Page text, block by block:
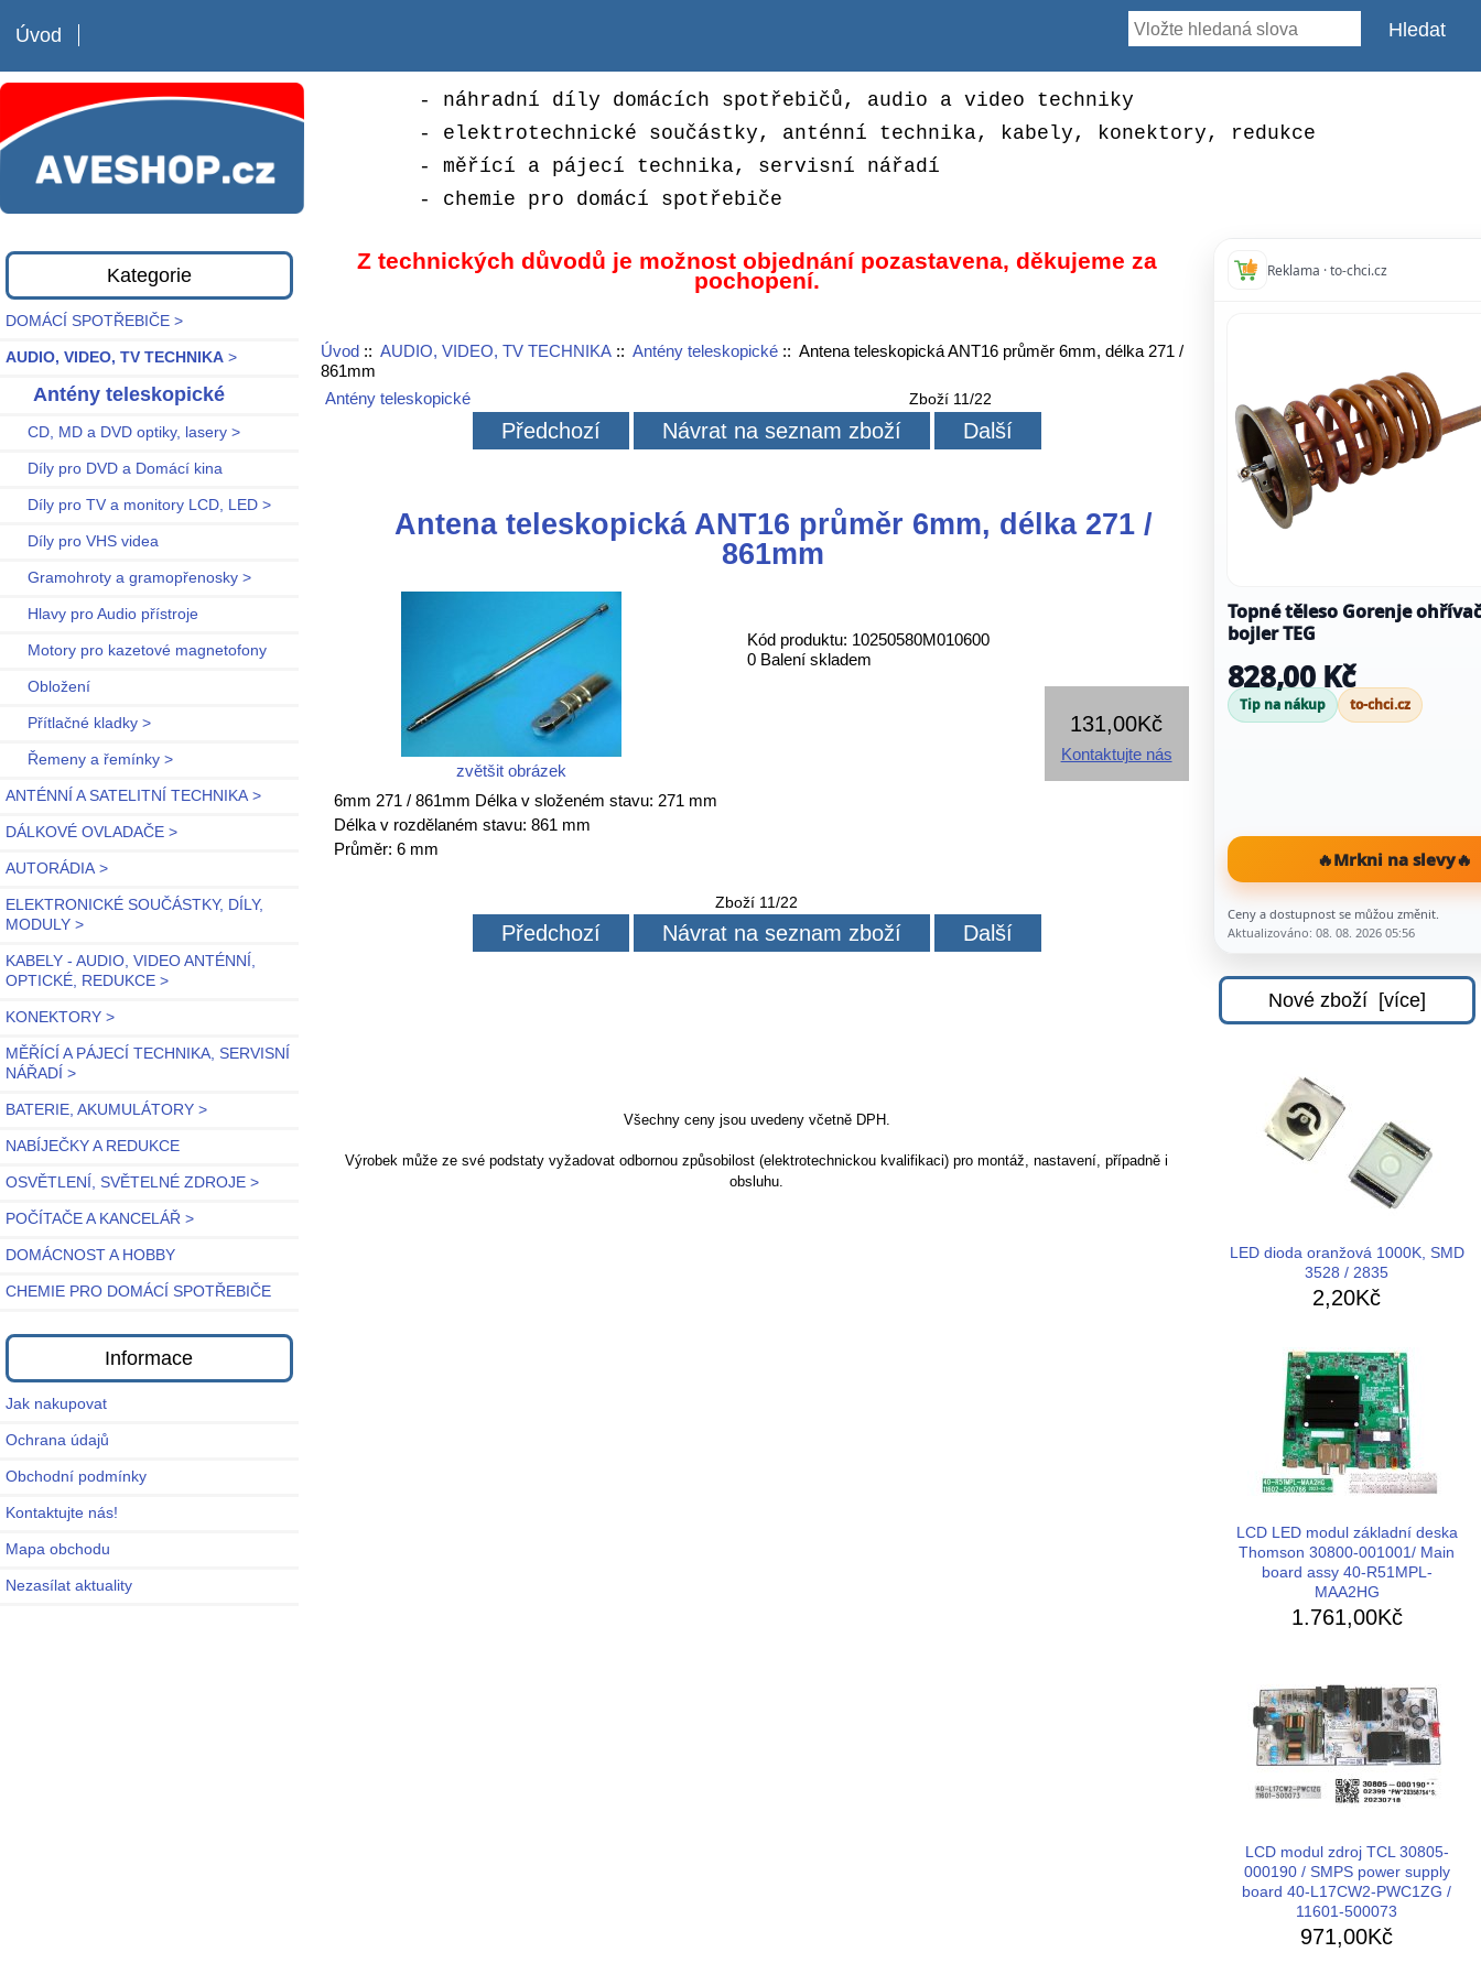
Úvod
- náhradní díly domácích spotřebičů, audio a video techniky
- elektrotechnické součástky, anténní technika, kabely, konektory, redukce
- měřící a pájecí technika, servisní nářadí
- chemie pro domácí spotřebiče
Kategorie
DOMÁCÍ SPOTŘEBIČE >
AUDIO, VIDEO, TV TECHNIKA >
Antény teleskopické
CD, MD a DVD optiky, lasery >
Díly pro DVD a Domácí kina
Díly pro TV a monitory LCD, LED >
Díly pro VHS videa
Gramohroty a gramopřenosky >
Hlavy pro Audio přístroje
Motory pro kazetové magnetofony
Obložení
Přítlačné kladky >
Řemeny a řemínky >
ANTÉNNÍ A SATELITNÍ TECHNIKA >
DÁLKOVÉ OVLADAČE >
AUTORÁDIA >
ELEKTRONICKÉ SOUČÁSTKY, DÍLY,
MODULY >
KABELY - AUDIO, VIDEO ANTÉNNÍ,
OPTICKÉ, REDUKCE >
KONEKTORY >
MĚŘÍCÍ A PÁJECÍ TECHNIKA, SERVISNÍ
NÁŘADÍ >
BATERIE, AKUMULÁTORY >
NABÍJEČKY A REDUKCE
OSVĚTLENÍ, SVĚTELNÉ ZDROJE >
POČÍTAČE A KANCELÁŘ >
DOMÁCNOST A HOBBY
CHEMIE PRO DOMÁCÍ SPOTŘEBIČE
Informace
Jak nakupovat
Ochrana údajů
Obchodní podmínky
Kontaktujte nás!
Mapa obchodu
Nezasílat aktuality
Z technických důvodů je možnost objednání pozastavena, děkujeme za
pochopení.
Úvod:: AUDIO, VIDEO, TV TECHNIKA:: Antény teleskopické:: Antena teleskopická ANT16 průměr 6mm, délka 271 /
861mm
Antény teleskopické
Zboží 11/22
Předchozí Návrat na seznam zboží Další
Antena teleskopická ANT16 průměr 6mm, délka 271 /
861mm
zvětšit obrázek
Kód produktu: 10250580M010600
0 Balení skladem
131,00Kč
Kontaktujte nás
6mm 271 / 861mm Délka v složeném stavu: 271 mm
Délka v rozdělaném stavu: 861 mm
Průměr: 6 mm
Zboží 11/22
Předchozí Návrat na seznam zboží Další
Všechny ceny jsou uvedeny včetně DPH.
Výrobek může ze své podstaty vyžadovat odbornou způsobilost (elektrotechnickou kvalifikaci) pro montáž, nastavení, případně i
obsluhu.
Reklama · to-chci.cz
Topné těleso Gorenje
bojler TEG
828,00 Kč
Tip na nákup to-chci.cz
🔥Mrkni na slevy🔥
Ceny a dostupnost se můžou změnit.
Aktualizováno: 08. 08. 2026 05:56
Nové zboží [více]
LED dioda oranžová 1000K, SMD
3528 / 2835
2,20Kč
LCD LED modul základní deska
Thomson 30800-001001/ Main
board assy 40-R51MPL-
MAA2HG
1.761,00Kč
LCD modul zdroj TCL 30805-
000190 / SMPS power supply
board 40-L17CW2-PWC1ZG /
11601-500073
971,00Kč